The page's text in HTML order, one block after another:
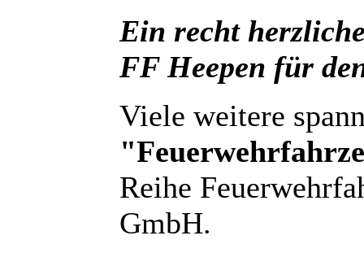
Ein recht
FF Heepen für
Viele weitere
Reihe
GmbH.